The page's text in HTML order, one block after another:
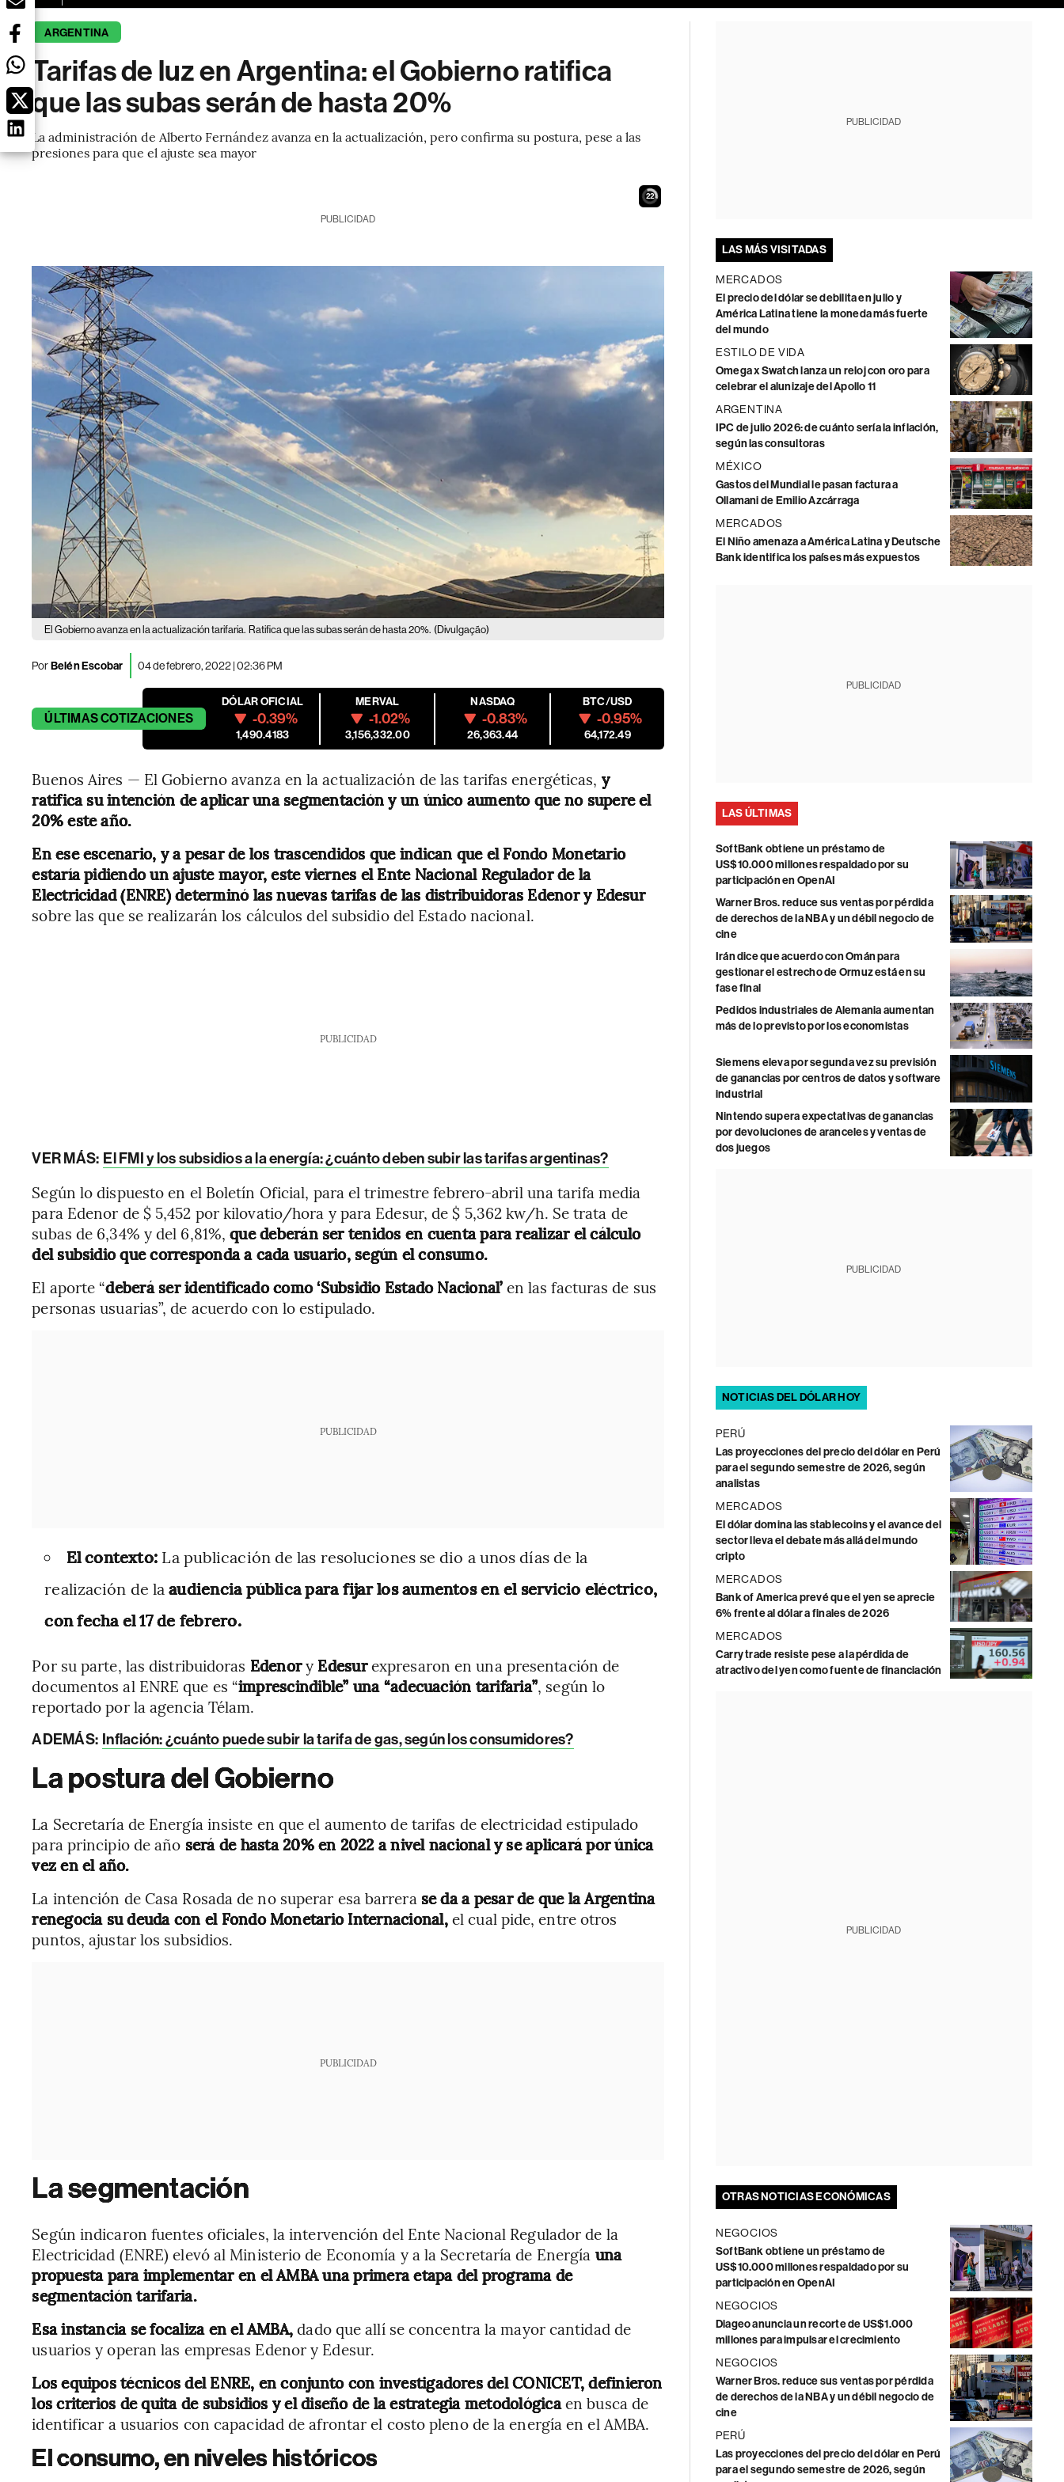
ARGENTINA
Tarifas de luz en Argentina: el Gobierno ratifica
que las subas serán de hasta 20%
La administración de Alberto Fernández avanza en la actualización, pero confirma su postura, pese a las
presiones para que el ajuste sea mayor
21
PUBLICIDAD
El Gobierno avanza en la actualización tarifaria. Ratifica que las subas serán de hasta 20%. (Divulgação)
PorBelén Escobar 04 de febrero, 2022 | 02:36 PM
ÚLTIMASCOTIZACIONES
DÓLAR OFICIAL
-0.39%
1,490.4183
MERVAL
-1.02%
3,156,332.00
NASDAQ
-0.83%
26,363.44
BTC/USD
-0.95%
64,172.49
Buenos Aires — El Gobierno avanza en la actualización de las tarifas energéticas, y
ratifica su intención de aplicar una segmentación y un único aumento que no supere el
20% este año.
En ese escenario, y a pesar de los trascendidos que indican que el Fondo Monetario
estaría pidiendo un ajuste mayor, este viernes el Ente Nacional Regulador de la
Electricidad (ENRE) determinó las nuevas tarifas de las distribuidoras Edenor y Edesur
sobre las que se realizarán los cálculos del subsidio del Estado nacional.
PUBLICIDAD
VER MÁS: El FMI y los subsidios a la energía: ¿cuánto deben subir las tarifas argentinas?
Según lo dispuesto en el Boletín Oficial, para el trimestre febrero-abril una tarifa media
para Edenor de $ 5,452 por kilovatio/hora y para Edesur, de $ 5,362 kw/h. Se trata de
subas de 6,34% y del 6,81%,que deberán ser tenidos en cuenta para realizar el cálculo
del subsidio que corresponda a cada usuario, según el consumo.
El aporte “deberá ser identificado como ‘Subsidio Estado Nacional’en las facturas de sus
personas usuarias”, de acuerdo con lo estipulado.
PUBLICIDAD
El contexto: La publicación de las resoluciones se dio a unos días de la
realización de laaudiencia pública para fijar los aumentos en el servicio eléctrico,
con fecha el 17 de febrero.
Por su parte, las distribuidoras Edenory Edesurexpresaron en una presentación de
documentos al ENRE que es “imprescindible” una “adecuación tarifaria”, según lo
reportado por la agencia Télam.
ADEMÁS: Inflación: ¿cuánto puede subir la tarifa de gas, según los consumidores?
La postura del Gobierno
La Secretaría de Energía insiste en que el aumento de tarifas de electricidad estipulado
para principio de año será de hasta 20% en 2022 a nivel nacional y se aplicará por única
vez en el año.
La intención de Casa Rosada de no superar esa barrera se da a pesar de que la Argentina
renegocia su deuda con el Fondo Monetario Internacional,el cual pide, entre otros
puntos, ajustar los subsidios.
PUBLICIDAD
La segmentación
Según indicaron fuentes oficiales, la intervención del Ente Nacional Regulador de la
Electricidad (ENRE) elevó al Ministerio de Economía y a la Secretaría de Energía una
propuesta para implementar en el AMBA una primera etapa del programa de
segmentación tarifaria.
Esa instancia se focaliza en el AMBA,dado que allí se concentra la mayor cantidad de
usuarios y operan las empresas Edenor y Edesur.
Los equipos técnicos del ENRE, en conjunto con investigadores del CONICET, definieron
los criterios de quita de subsidios y el diseño de la estrategia metodológicaen busca de
identificar a usuarios con capacidad de afrontar el costo pleno de la energía en el AMBA.
El consumo, en niveles históricos
PUBLICIDAD
LAS MÁS VISITADAS
MERCADOS
El precio del dólar se debilita en julio y
América Latina tiene la moneda más fuerte
del mundo
ESTILO DE VIDA
Omega x Swatch lanza un reloj con oro para
celebrar el alunizaje del Apollo 11
ARGENTINA
IPC de julio 2026: de cuánto sería la inflación,
según las consultoras
MÉXICO
Gastos del Mundial le pasan factura a
Ollamani de Emilio Azcárraga
MERCADOS
El Niño amenaza a América Latina y Deutsche
Bank identifica los países más expuestos
PUBLICIDAD
LAS ÚLTIMAS
SoftBank obtiene un préstamo de
US$10.000 millones respaldado por su
participación en OpenAI
Warner Bros. reduce sus ventas por pérdida
de derechos de la NBA y un débil negocio de
cine
Irán dice que acuerdo con Omán para
gestionar el estrecho de Ormuz está en su
fase final
Pedidos industriales de Alemania aumentan
más de lo previsto por los economistas
Siemens eleva por segunda vez su previsión
de ganancias por centros de datos y software
industrial
Nintendo supera expectativas de ganancias
por devoluciones de aranceles y ventas de
dos juegos
PUBLICIDAD
NOTICIAS DEL DÓLAR HOY
PERÚ
Las proyecciones del precio del dólar en Perú
para el segundo semestre de 2026, según
analistas
MERCADOS
El dólar domina las stablecoins y el avance del
sector lleva el debate más allá del mundo
cripto
MERCADOS
Bank of America prevé que el yen se aprecie
6% frente al dólar a finales de 2026
MERCADOS
Carry trade resiste pese a la pérdida de
atractivo del yen como fuente de financiación
PUBLICIDAD
OTRAS NOTICIAS ECONÓMICAS
NEGOCIOS
SoftBank obtiene un préstamo de
US$10.000 millones respaldado por su
participación en OpenAI
NEGOCIOS
Diageo anuncia un recorte de US$1.000
millones para impulsar el crecimiento
NEGOCIOS
Warner Bros. reduce sus ventas por pérdida
de derechos de la NBA y un débil negocio de
cine
PERÚ
Las proyecciones del precio del dólar en Perú
para el segundo semestre de 2026, según